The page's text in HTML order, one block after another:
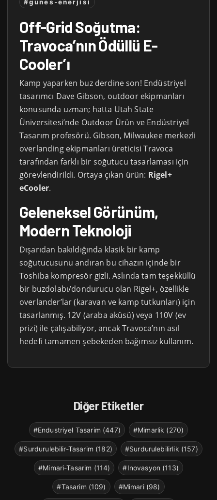
#gunes-enerjisi
Off-Grid Soğutma:
Travoca’nın Ödüllü E-
Cooler’ı
Kamp yaparken buz derdine son! Endüstriyel
tasarımcı Dave Gibson, outdoor ekipmanları
konusunda uzman; hatta Utah State
Üniversitesi’nde Outdoor Ürün ve Endüstriyel
Tasarım profesörü. Gibson, Milwaukee merkezli
overlanding ekipmanları üreticisi Travoca
tarafından farklı bir soğutucu tasarlaması için
görevlendirildi. Ortaya çıkan ürün: Rigel+
eCooler.
Geleneksel Görünüm,
Modern Teknoloji
Dışarıdan bakıldığında klasik bir kamp
soğutucusunu andıran bu cihazın içinde bir
Toshiba kompresör gizli. Aslında tam teşekküllü
bir buzdolabı/dondurucu olan Rigel+, özellikle
overlander’lar (karavan ve kamp tutkunları) için
tasarlanmış. 12V (araba aküsü) veya 110V (ev
prizi) ile çalışabiliyor, ancak Travoca’nın asıl
hedefi tamamen şebekeden bağımsız kullanım.
Diğer Etiketler
#Endustriyel Tasarim (447) #Mimarlik (270)
#Surdurulebilir-Tasarim (182) #Surdurulebilirlik (157)
#Mimari-Tasarim (114) #Inovasyon (113)
#Tasarim (109) #Mimari (98)